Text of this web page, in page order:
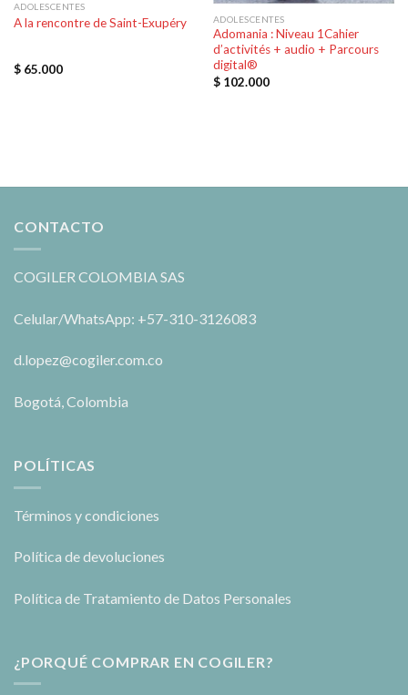
ADOLESCENTES
A la rencontre de Saint-Exupéry
$65.000
ADOLESCENTES
Adomania : Niveau 1Cahier
d’activités + audio + Parcours
digital®
$102.000
CONTACTO
COGILER COLOMBIA SAS
Celular/WhatsApp: +57-310-3126083
d.lopez@cogiler.com.co
Bogotá, Colombia
POLÍTICAS
Términos y condiciones
Política de devoluciones
Política de Tratamiento de Datos Personales
¿PORQUÉ COMPRAR EN COGILER?